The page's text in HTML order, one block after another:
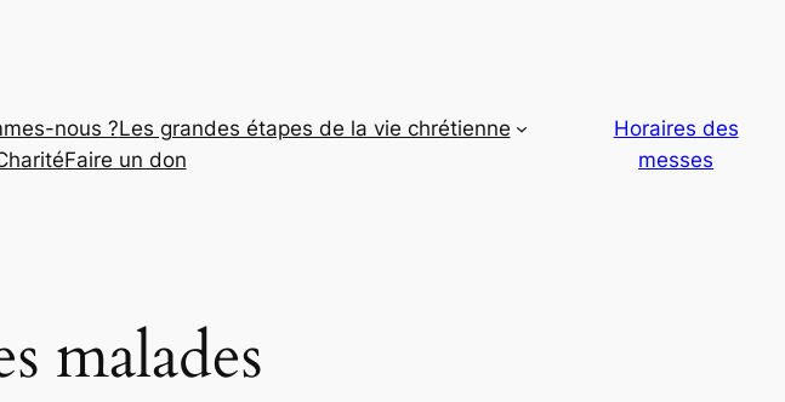
nous ?Les grandes étapes de la vie chrétienne
Faire un don
Horaires des
messes
malades